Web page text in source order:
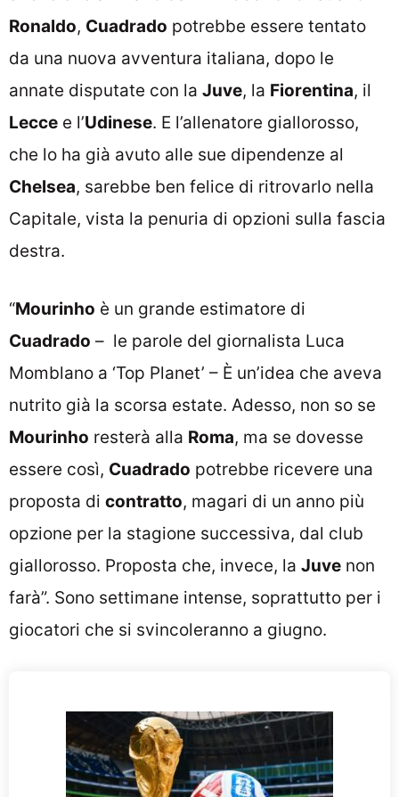
Ronaldo, Cuadrado potrebbe essere tentato
da una nuova avventura italiana, dopo le
annate disputate con la Juve, la Fiorentina, il
Lecce e l’Udinese. E l’allenatore giallorosso,
che lo ha già avuto alle sue dipendenze al
Chelsea, sarebbe ben felice di ritrovarlo nella
Capitale, vista la penuria di opzioni sulla fascia
destra.
“Mourinho è un grande estimatore di
Cuadrado – le parole del giornalista Luca
Momblano a ‘Top Planet’ – È un’idea che aveva
nutrito già la scorsa estate. Adesso, non so se
Mourinho resterà alla Roma, ma se dovesse
essere così, Cuadrado potrebbe ricevere una
proposta di contratto, magari di un anno più
opzione per la stagione successiva, dal club
giallorosso. Proposta che, invece, la Juve non
farà”. Sono settimane intense, soprattutto per i
giocatori che si svincoleranno a giugno.